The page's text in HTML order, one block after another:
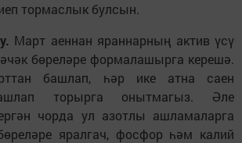
тормаслык булсын.
Март аеннан яраннарның актив үсү
бөреләре формалашырга керешә.
башлап, һәр ике атна саен
ашлап торырга онытмагыз. Әле
чорда ул азотлы ашламаларга
яралгач, фосфор һәм калий